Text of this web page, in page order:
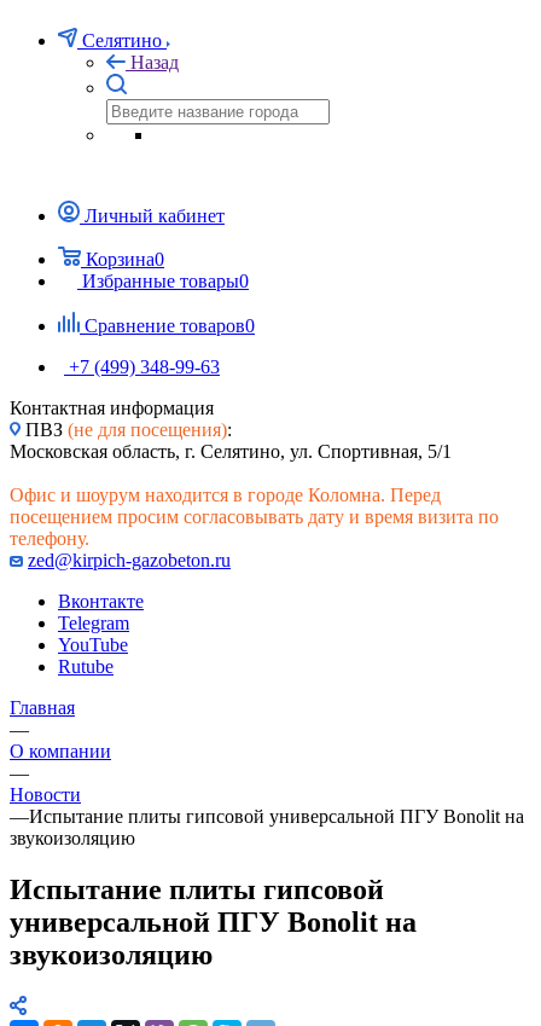
Селятино
Назад
Личный кабинет
Корзина0
Избранные товары0
Сравнение товаров0
+7 (499) 348-99-63
Контактная информация
ПВЗ (не для посещения):
Московская область, г. Селятино, ул. Спортивная, 5/1
Офис и шоурум находится в городе Коломна. Перед
посещением просим согласовывать дату и время визита по
телефону.
zed@kirpich-gazobeton.ru
Вконтакте
Telegram
YouTube
Rutube
Главная
—
О компании
—
Новости
—Испытание плиты гипсовой универсальной ПГУ Bonolit на
звукоизоляцию
Испытание плиты гипсовой
универсальной ПГУ Bonolit на
звукоизоляцию